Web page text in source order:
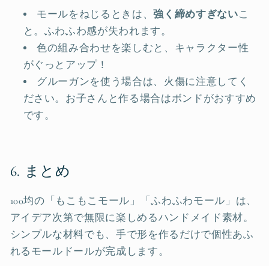
モールをねじるときは、強く締めすぎないこ
と。ふわふわ感が失われます。
色の組み合わせを楽しむと、キャラクター性
がぐっとアップ！
グルーガンを使う場合は、火傷に注意してく
ださい。お子さんと作る場合はボンドがおすすめ
です。
6. まとめ
100均の「もこもこモール」「ふわふわモール」は、
アイデア次第で無限に楽しめるハンドメイド素材。
シンプルな材料でも、手で形を作るだけで個性あふ
れるモールドールが完成します。